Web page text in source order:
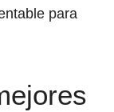
para